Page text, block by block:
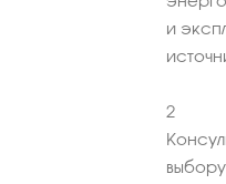
и
2
выбору